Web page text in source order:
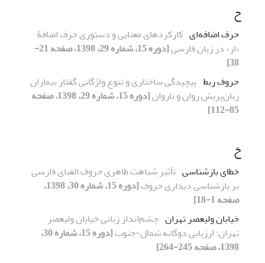
ح
حرف اضافه‌ای کارکردهای معنایی و دستوریِ حرف اضافۀ
«از» در زبان فارسی
[دوره 15، شماره 29، 1398، صفحه 21-
38]
حروف ربط پیچیدگی ساختاری و تنوع واژگانیِ گفتار بیماران
زبان‌پریشِ روان و ناروان
[دوره 15، شماره 29، 1398، صفحه
85-112]
خ
خطای بازشناسی تأثیر شباهت ظاهری حروف الفبای فارسی
بر بازشناسی دیداری حروف
[دوره 15، شماره 30، 1398،
صفحه 1-18]
خیابان ولیعصر تهران چشم‌انداز زبانی خیابان ولیعصر
تهران: ارزیابی دوگانه شمال-جنوب
[دوره 15، شماره 30،
1398، صفحه 245-264]